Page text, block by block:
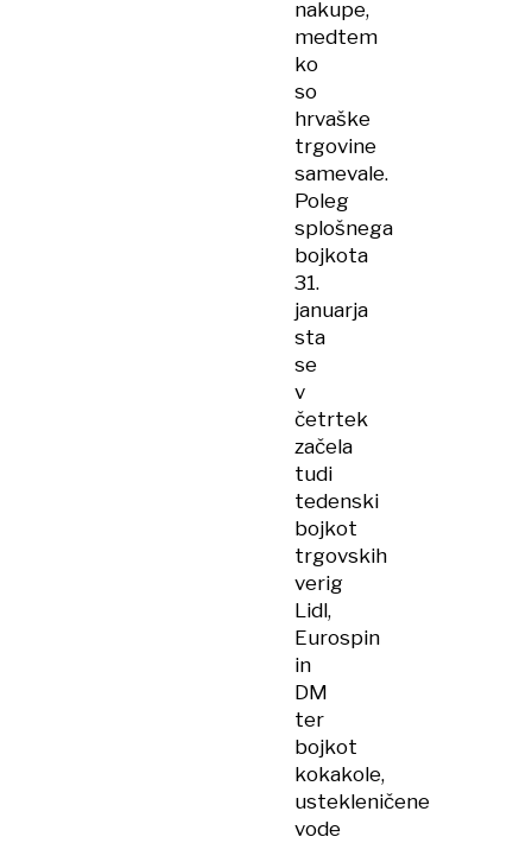
nakupe,
medtem
ko
so
hrvaške
trgovine
samevale.
Poleg
splošnega
bojkota
31.
januarja
sta
se
v
četrtek
začela
tudi
tedenski
bojkot
trgovskih
verig
Lidl,
Eurospin
in
DM
ter
bojkot
kokakole,
ustekleničene
vode